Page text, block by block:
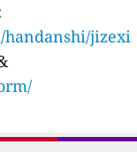
handanshi/jizexi